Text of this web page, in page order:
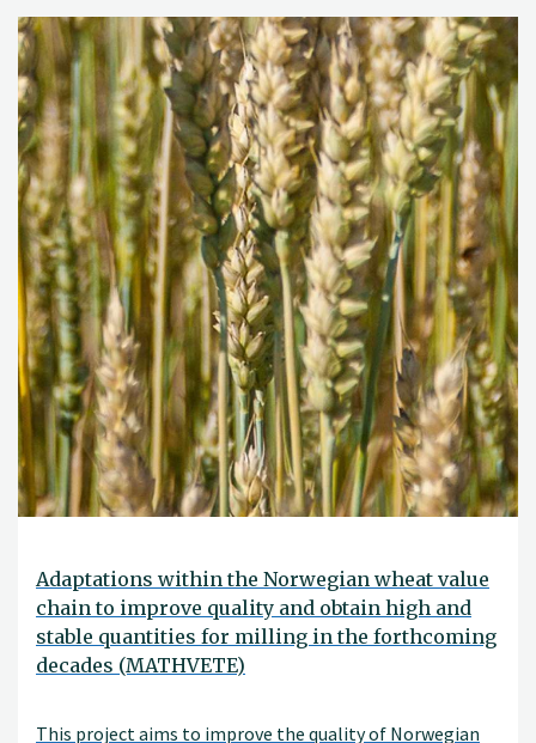
Adaptations within the Norwegian wheat value
chain to improve quality and obtain high and
stable quantities for milling in the forthcoming
decades (MATHVETE)
This project aims to improve the quality of Norwegian